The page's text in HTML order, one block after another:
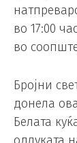
во 17:00
во
Бројни
донела
Белата